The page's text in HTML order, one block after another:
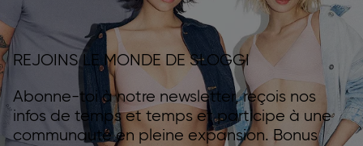
REJOINS LE MONDE DE SLOGGI
Abonne-toi à notre newsletter, reçois nos
infos de temps et temps et participe à une
communauté en pleine expansion. Bonus